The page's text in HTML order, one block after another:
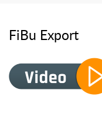
FiBu Export